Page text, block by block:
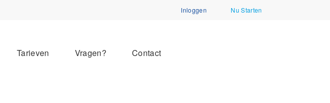
Inloggen Nu Starten
Tarieven Vragen? Contact